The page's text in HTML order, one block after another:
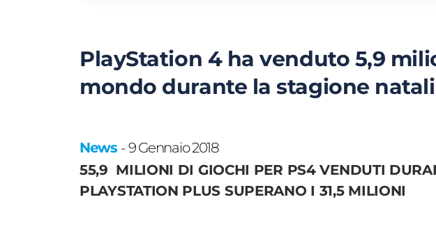
PlayStation 4 ha venduto 5,9
mondo durante la stagione
News - 9 Gennaio 2018
55,9 MILIONI DI GIOCHI PER PS4 VENDUTI
PLAYSTATION PLUS SUPERANO I 31,5 MILIONI